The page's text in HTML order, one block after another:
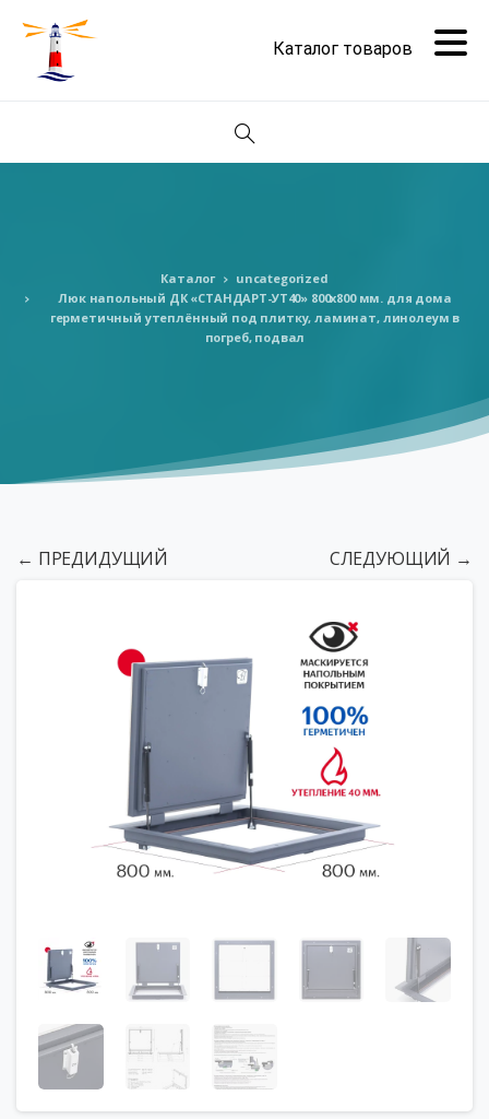
Поиск
Каталог
uncategorized
Люк напольный ДК «СТАНДАРТ-УТ40» 800х800 мм. для дома
герметичный утеплённый под плитку, ламинат, линолеум в
погреб, подвал
← ПРЕДИДУЩИЙ СЛЕДУЮЩИЙ →